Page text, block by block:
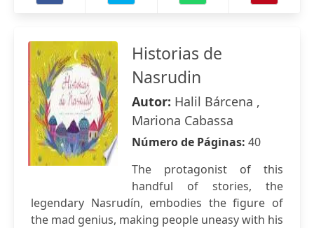
Historias de
Nasrudin
Autor: Halil Bárcena ,
Mariona Cabassa
Número de Páginas: 40
The protagonist of this
handful of stories, the
legendary Nasrudín, embodies the figure of
the mad genius, making people uneasy with his